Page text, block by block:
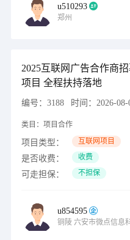
u510293
郑州
2025互联网广告合作商
项目 全程扶持落地
编号： 3188 时间： 2026-08-
类目： 项目合作
项目类型： 互联网项目
是否收费： 收费
可走担保： 不担保
u854595
铜陵 六安市微点信息